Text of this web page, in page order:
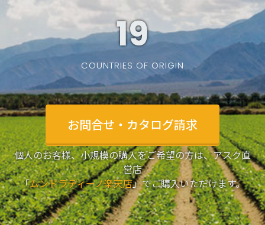
19
COUNTRIES OF ORIGIN
お問合せ・カタログ請求
個人のお客様、小規模の購入をご希望の方は、アスク直
営店
「ムンドラティーノ楽天店」でご購入いただけます。